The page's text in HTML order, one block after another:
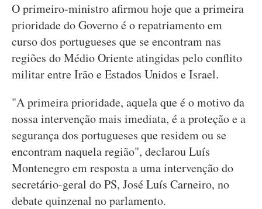
O primeiro-ministro afirmou hoje que a primeira
prioridade do Governo é o repatriamento em
curso dos portugueses que se encontram nas
regiões do Médio Oriente atingidas pelo conflito
militar entre Irão e Estados Unidos e Israel.
"A primeira prioridade, aquela que é o motivo da
nossa intervenção mais imediata, é a proteção e a
segurança dos portugueses que residem ou se
encontram naquela região", declarou Luís
Montenegro em resposta a uma intervenção do
secretário-geral do PS, José Luís Carneiro, no
debate quinzenal no parlamento.